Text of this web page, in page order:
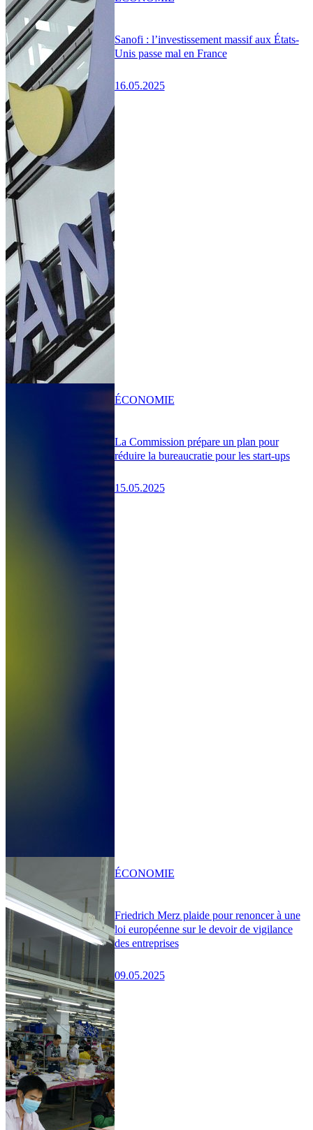
Sanofi : l’investissement massif aux États-
Unis passe mal en France
16.05.2025
La Commission prépare un plan pour
réduire la bureaucratie pour les start-ups
15.05.2025
ÉCONOMIE
Friedrich Merz plaide pour renoncer à une
loi européenne sur le devoir de vigilance
des entreprises
09.05.2025
ÉCONOMIE